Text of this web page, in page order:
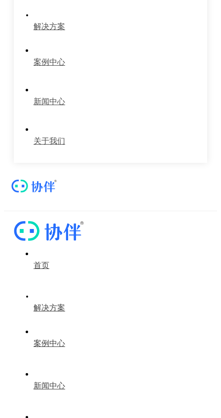
解决方案
案例中心
新闻中心
关于我们
首页
解决方案
案例中心
新闻中心